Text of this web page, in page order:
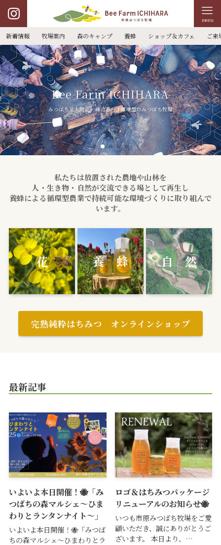
menu
新着情報 牧場案内 森のキャンプ 養蜂 ショップ＆カフェ ご来
Bee Farm ICHIHARA
みつばちと人間が一緒に暮らす環境型のみつばち牧場
私たちは放置された農地や山林を
人・生き物・自然が交流できる場として再生し
養蜂による循環型農業で持続可能な環境づくりに取り組んで
います。
花 養 蜂 自 然
完熟純粋はちみつ オンラインショップ
最新記事
いよいよ本日開催！🐝「み
つばちの森マルシェ〜ひま
わりとランタンナイト〜」
いよいよ本日開催！🐝「みつば
ちの森マルシェ〜ひまわりとラ
ロゴ＆はちみつパッケージ
リニューアルのお知らせ🐝
いつも市原みつばち牧場をご愛
顧いただき、誠にありがとうご
ざいます。 本日より、…